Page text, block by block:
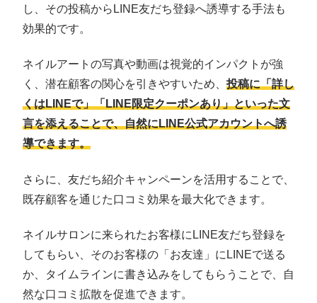
し、その投稿からLINE友だち登録へ誘導する手法も
効果的です。
ネイルアートの写真や動画は視覚的インパクトが強
く、潜在顧客の関心を引きやすいため、 投稿に「詳し
くはLINEで」「LINE限定クーポンあり」といった文
言を添えることで、自然にLINE公式アカウントへ誘
導できます。
さらに、友だち紹介キャンペーンを活用することで、
既存顧客を通じた口コミ効果を最大化できます。
ネイルサロンに来られたお客様にLINE友だち登録を
してもらい、そのお客様の「お友達」にLINEで送る
か、タイムラインに書き込みをしてもらうことで、自
然な口コミ拡散を促進できます。